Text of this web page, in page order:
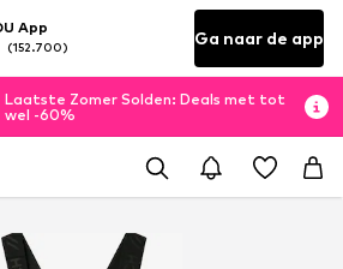
App
(152.700) Ga naar de app
Laatste Zomer Solden: Deals met tot
wel -60%